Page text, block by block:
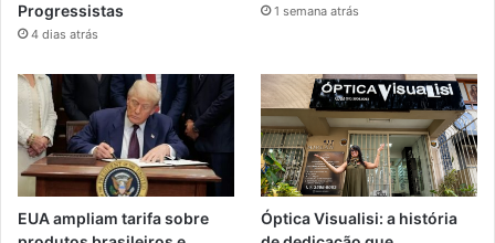
Progressistas
4 dias atrás
1 semana atrás
EUA ampliam tarifa sobre
Óptica Visualisi: a história